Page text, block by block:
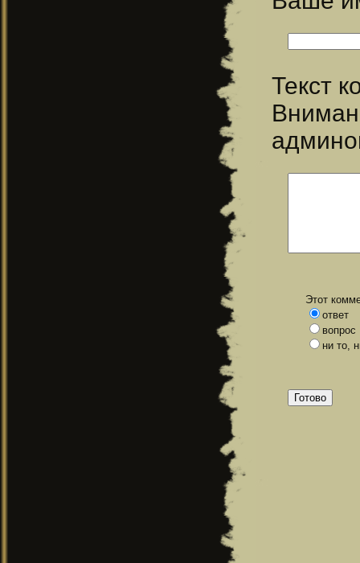
Текст
Этот
ответ
вопрос
ни то,